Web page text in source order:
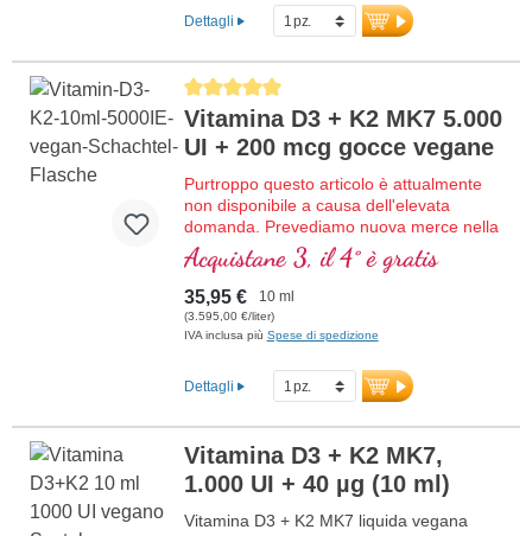
giornaliera. Combinazione innovativa delle
vitamine liposolubili A, D3 e K2 (MK-7) con
Okinawa/Giappone e fosfatidilcolina.
maggiori informazioni su Vitamina A
K D
Dettagli
Average rating of 5 out of 5 stars
Vitamina D3 + K2 MK7 5.000
UI + 200 mcg gocce vegane
Purtroppo questo articolo è attualmente
non disponibile a causa dell'elevata
domanda. Prevediamo nuova merce nella
settimana di calendario 22/2026.
Vitamina D3 + K2 MK7 liquida vegana
bioattiva biologica secondo il Dr. med.
Michalzik – 333 gocce in 10 ml. Una
goccia fornisce 5.000 IE di vitamina D3 e
qualità premium da licheni di alta qualità
controllati (non da alghe!) in
puramente vegetale 100% vegana.
Disciolta in olio di cocco MCT protettivo,
biodisponibilità. Questa combinazione
Acquistane 3, il 4° è gratis
35,95 € 10 ml
(3.595,00 €/liter)
IVA inclusa più Spese di spedizione
Dettagli
Vitamina D3 + K2 MK7,
1.000 UI + 40 µg (10 ml)
Vitamina D3 + K2 MK7 liquida vegana